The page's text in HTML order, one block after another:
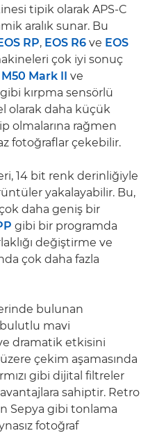
tipik olarak APS-C
aralık sunar. Bu
RP, EOS R6 ve EOS
çok iyi sonuç
Mark II ve
gibi kırpma sensörlü
olarak daha küçük
olmalarına rağmen
fotoğraflar çekebilir.
14 bit renk derinliğiyle
yakalayabilir. Bu,
daha geniş bir
gibi bir programda
değiştirme ve
çok daha fazla
bulunan
mavi
dramatik etkisini
çekim aşamasında
gibi dijital filtreler
sahiptir. Retro
Sepya gibi tonlama
fotoğraf